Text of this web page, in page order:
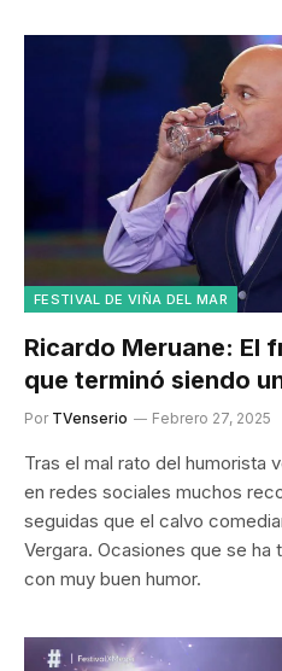
FESTIVAL DE VIÑA DEL MAR
Ricardo Meruane: El
que terminó siendo
Por TVenserio Febrero 27, 2025
Tras el mal rato del humorista
en redes sociales muchos
seguidas que el calvo
Vergara. Ocasiones que se ha
con muy buen humor.